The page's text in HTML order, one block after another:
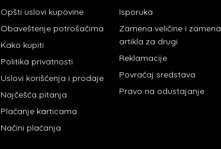
Opšti uslovi kupovine
Obaveštenje potrošačima
Kako kupiti
Politika privatnosti
Uslovi korišćenja i prodaje
Najčešća pitanja
Plaćanje karticama
Načini plaćanja
Isporuka
Zamena veličine i zamena
artikla za drugi
Reklamacije
Povraćaj sredstava
Pravo na odustajanje